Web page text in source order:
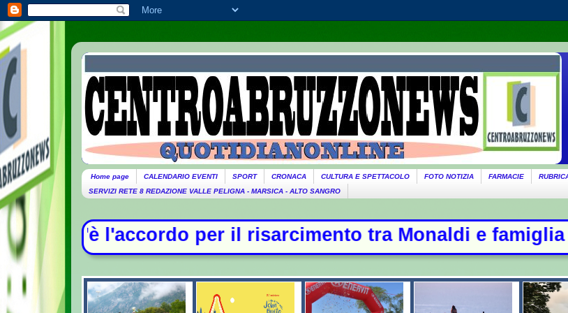
Home page CALENDARIO EVENTI SPORT CRONACA CULTURA E SPETTACOLO FOTO NOTIZIA FARMACIE
SERVIZI RETE 8 REDAZIONE VALLE PELIGNA - MARSICA - ALTO SANGRO
il risarcimento tra Monaldi e famiglia - Raid russi